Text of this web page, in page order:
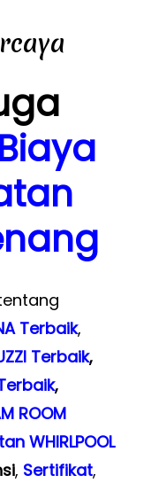
Biaya
Terbaik,
Terbaik,
,
ROOM
WHIRLPOOL
, Sertifikat,